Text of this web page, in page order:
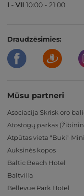
I - VII 10:00 - 21:00
Draudzēsimies:
Mūsu partneri
Asociacija Skrisk oro
Atostogų parkas
Atpūtas vieta "Buki"
Auksinės kopos
Baltic Beach Hotel
Baltvilla
Bellevue Park Hotel